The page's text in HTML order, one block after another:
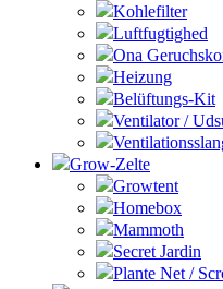
Kohlefilter
Luftfugtighed
Ona
Heizung
Belüftungs-Kit
Ventilator /
Grow-Zelte
Growtent
Homebox
Mammoth
Secret Jardin
Plante Net /